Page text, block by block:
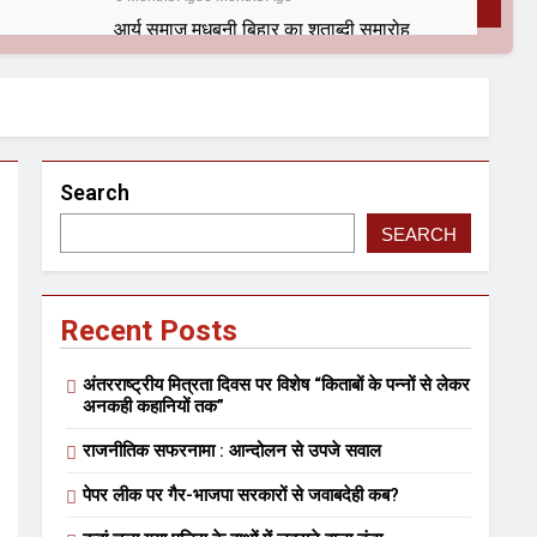
आर्य समाज मधुबनी बिहार का शताब्दी समारोह
9 Months Ago9 Months Ago
कितना बदल गया इंसान’ (सम्पादकीय)
बिहारी लाल
Search
SEARCH
Recent Posts
अंतरराष्ट्रीय मित्रता दिवस पर विशेष “किताबों के पन्नों से लेकर
अनकही कहानियों तक”
राजनीतिक सफरनामा : आन्दोलन से उपजे सवाल
पेपर लीक पर गैर-भाजपा सरकारों से जवाबदेही कब?